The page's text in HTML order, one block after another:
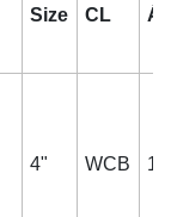
Size CL
4" WCB